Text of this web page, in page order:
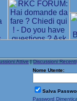
Attive|Discussioni Recenti
Nome Utente:
Salva
Password